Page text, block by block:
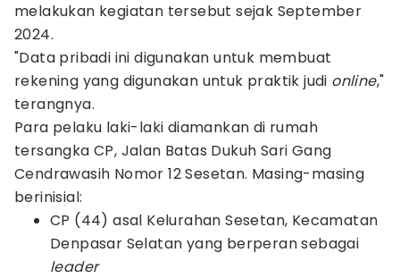
melakukan kegiatan tersebut sejak September
2024.
"Data pribadi ini digunakan untuk membuat
rekening yang digunakan untuk praktik judi online,"
terangnya.
Para pelaku laki-laki diamankan di rumah
tersangka CP, Jalan Batas Dukuh Sari Gang
Cendrawasih Nomor 12 Sesetan. Masing-masing
berinisial:
CP (44) asal Kelurahan Sesetan, Kecamatan
Denpasar Selatan yang berperan sebagai
leader